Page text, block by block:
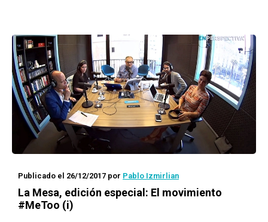
Publicado el 26/12/2017 por Pablo Izmirlian
La Mesa, edición especial: El movimiento
#MeToo (i)